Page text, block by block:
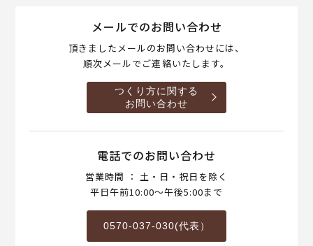
メールでのお問い合わせ
頂きましたメールのお問い合わせには、
順次メールでご連絡いたします。
つくり方に関する
お問い合わせ
電話でのお問い合わせ
営業時間 ： 土・日・祝日を除く
平日午前10:00～午後5:00まで
0570-037-030(代表）